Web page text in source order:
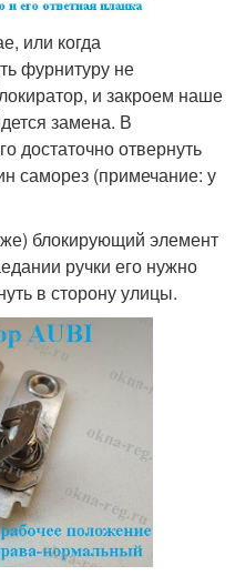
или когда
фурнитуру не
и закроем наше
замена. В
достаточно отвернуть
саморез (примечание: у
блокирующий элемент
ручки его нужно
в сторону улицы.